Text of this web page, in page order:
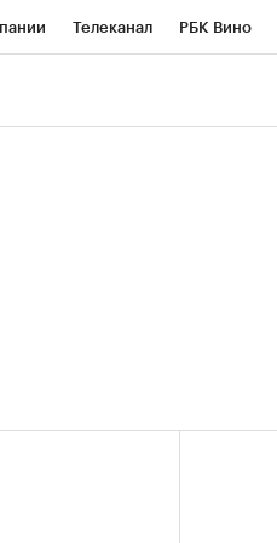
Телеканал РБК Вино